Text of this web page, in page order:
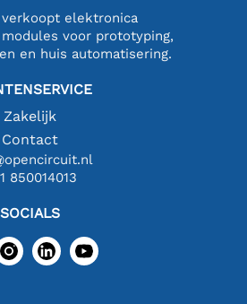
elektronica
voor prototyping,
en huis automatisering.
Zakelijk
Contact
850014013
SOCIALS